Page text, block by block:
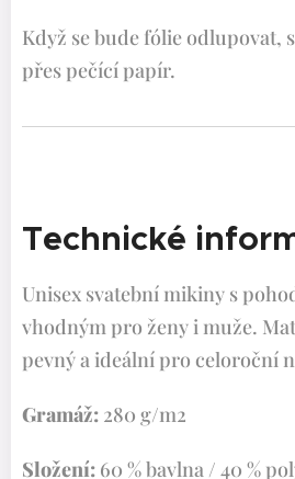
Když se bude fólie odlupovat,
přes pečící papír.
Technické
Unisex svatební mikiny s
vhodným pro ženy i muže.
pevný a ideální pro celoroční
Gramáž: 280 g/m2
Složení: 60 % bavlna / 40 %